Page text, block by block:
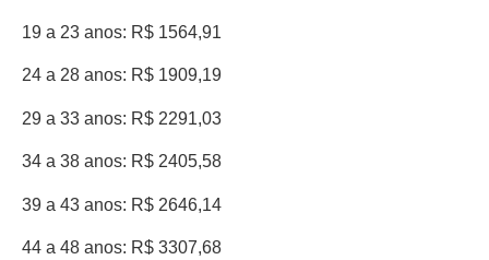
19 a 23 anos: R$ 1564,91
24 a 28 anos: R$ 1909,19
29 a 33 anos: R$ 2291,03
34 a 38 anos: R$ 2405,58
39 a 43 anos: R$ 2646,14
44 a 48 anos: R$ 3307,68